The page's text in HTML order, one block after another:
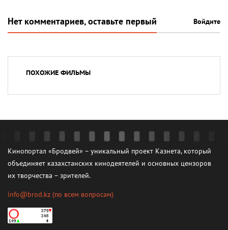
Нет комментариев, оставьте первый Войдите
ПОХОЖИЕ ФИЛЬМЫ
Кинопортал «Бродвей» – уникальный проект Казнета, который
объединяет казахстанских кинодеятелей и основных цензоров
их творчества – зрителей.
info@brod.kz (по всем вопросам)